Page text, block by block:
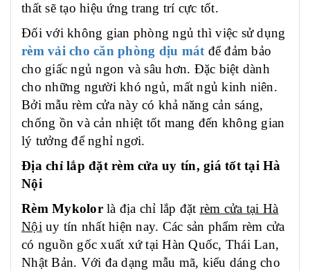
thất sẽ tạo hiệu ứng trang trí cực tốt.
Đối với không gian phòng ngủ thì việc sử dụng
rèm vải cho căn phòng dịu mát để đảm bảo
cho giấc ngủ ngon và sâu hơn. Đặc biệt dành
cho những người khó ngủ, mất ngủ kinh niên.
Bởi mẫu rèm cửa này có khả năng cản sáng,
chống ồn và cản nhiệt tốt mang đến không gian
lý tưởng để nghỉ ngơi.
Địa chỉ lắp đặt rèm cửa uy tín, giá tốt tại Hà
Nội
Rèm Mykolorlà địa chỉ lắp đặt rèm cửa tại Hà
Nộiuy tín nhất hiện nay. Các sản phẩm rèm cửa
có nguồn gốc xuất xứ tại Hàn Quốc, Thái Lan,
Nhật Bản. Với đa dạng mẫu mã, kiểu dáng cho